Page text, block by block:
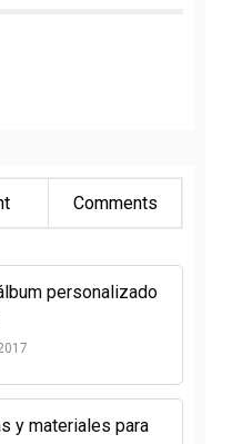
Comments
personalizado
y materiales para